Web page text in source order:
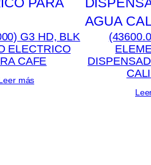
G3 HD, BLK
ELECTRICO
CAFE
más